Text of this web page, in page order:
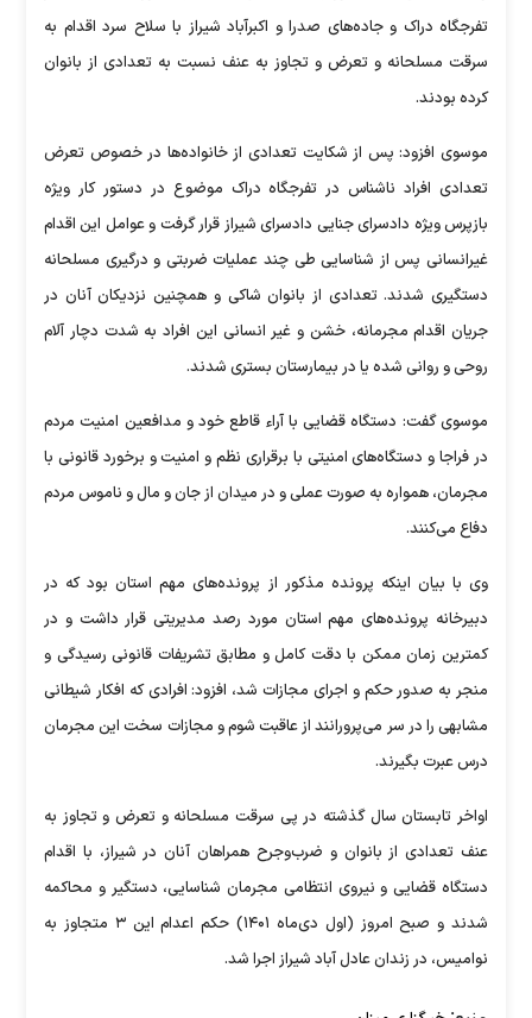
تفرجگاه دراک و جاده‌های صدرا و اکبرآباد شیراز با سلاح سرد اقدام به
سرقت مسلحانه و تعرض و تجاوز به عنف نسبت به تعدادی از بانوان
کرده بودند.
موسوی افزود: پس از شکایت تعدادی از خانواده‌ها در خصوص تعرض
تعدادی افراد ناشناس در تفرجگاه دراک موضوع در دستور کار ویژه
بازپرس ویژه دادسرای جنایی دادسرای شیراز قرار گرفت و عوامل این اقدام
غیرانسانی پس از شناسایی طی چند عملیات ضربتی و درگیری مسلحانه
دستگیری شدند. تعدادی از بانوان شاکی و همچنین نزدیکان آنان در
جریان اقدام مجرمانه، خشن و غیر انسانی این افراد به شدت دچار آلام
روحی و روانی شده یا در بیمارستان بستری شدند.
موسوی گفت: دستگاه قضایی با آراء قاطع خود و مدافعین امنیت مردم
در فراجا و دستگاه‌های امنیتی با برقراری نظم و امنیت و برخورد قانونی با
مجرمان، همواره به صورت عملی و در میدان از جان و مال و ناموس مردم
دفاع می‌کنند.
وی با بیان اینکه پرونده مذکور از پرونده‌های مهم استان بود که در
دبیرخانه پرونده‌های مهم استان مورد رصد مدیریتی قرار داشت و در
کمترین زمان ممکن با دقت کامل و مطابق تشریفات قانونی رسیدگی و
منجر به صدور حکم و اجرای مجازات شد، افزود: افرادی که افکار شیطانی
مشابهی را در سر می‌پرورانند از عاقبت شوم و مجازات سخت این مجرمان
درس عبرت بگیرند.
اواخر تابستان سال گذشته در پی سرقت مسلحانه و تعرض و تجاوز به
عنف تعدادی از بانوان و ضرب‌وجرح همراهان آنان در شیراز، با اقدام
دستگاه قضایی و نیروی انتظامی مجرمان شناسایی، دستگیر و محاکمه
شدند و صبح امروز (اول دی‌ماه ۱۴۰۱) حکم اعدام این ۳ متجاوز به
نوامیس، در زندان عادل آباد شیراز اجرا شد.